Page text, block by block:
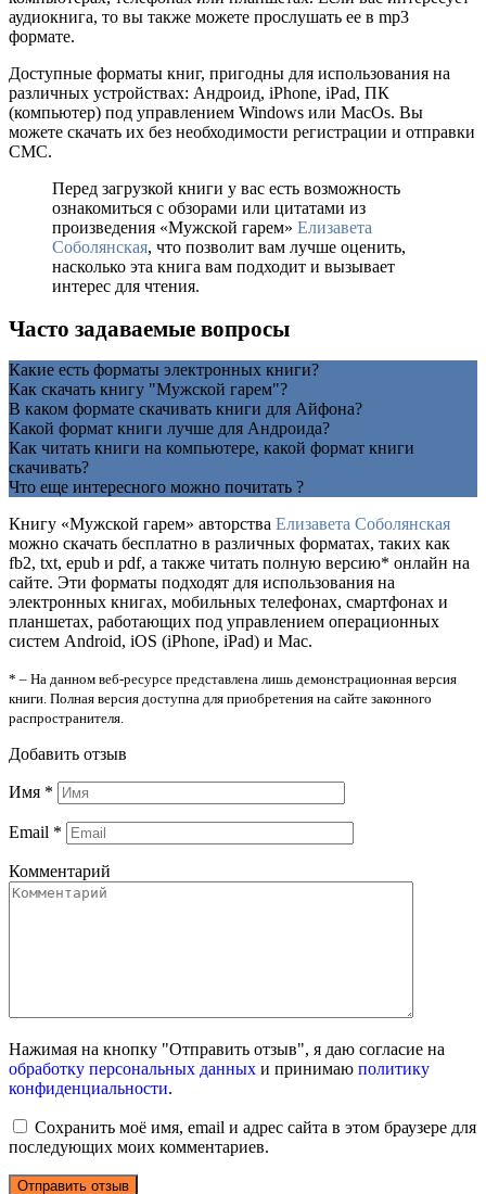
аудиокнига, то вы также можете прослушать ее в mp3
формате.
Доступные форматы книг, пригодны для использования на
различных устройствах: Андроид, iPhone, iPad, ПК
(компьютер) под управлением Windows или MacOs. Вы
можете скачать их без необходимости регистрации и отправки
СМС.
Перед загрузкой книги у вас есть возможность
ознакомиться с обзорами или цитатами из
произведения «Мужской гарем» Елизавета
Соболянская, что позволит вам лучше оценить,
насколько эта книга вам подходит и вызывает
интерес для чтения.
Часто задаваемые вопросы
Какие есть форматы электронных книги?
Как скачать книгу "Мужской гарем"?
В каком формате скачивать книги для Айфона?
Какой формат книги лучше для Андроида?
Как читать книги на компьютере, какой формат книги
скачивать?
Что еще интересного можно почитать ?
Книгу «Мужской гарем» авторства Елизавета Соболянская
можно скачать бесплатно в различных форматах, таких как
fb2, txt, epub и pdf, а также читать полную версию* онлайн на
сайте. Эти форматы подходят для использования на
электронных книгах, мобильных телефонах, смартфонах и
планшетах, работающих под управлением операционных
систем Android, iOS (iPhone, iPad) и Mac.
* – На данном веб-ресурсе представлена лишь демонстрационная версия
книги. Полная версия доступна для приобретения на сайте законного
распространителя.
Добавить отзыв
Имя *
Email *
Комментарий
Нажимая на кнопку "Отправить отзыв", я даю согласие на
обработку персональных данных и принимаю политику
конфиденциальности.
Сохранить моё имя, email и адрес сайта в этом браузере для
последующих моих комментариев.